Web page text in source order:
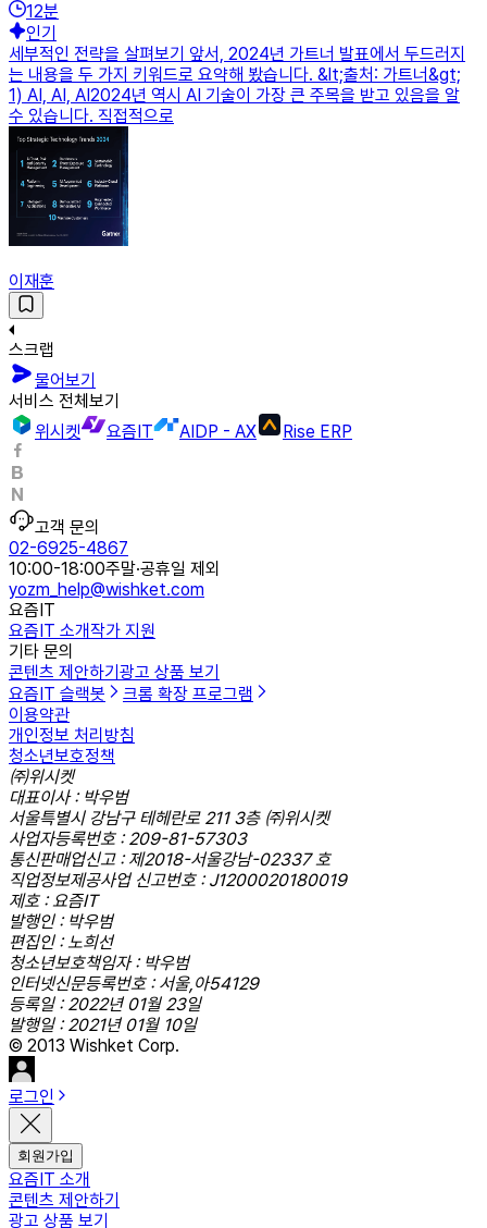
12분
인기
세부적인 전략을 살펴보기 앞서, 2024년 가트너 발표에서 두드러지
는 내용을 두 가지 키워드로 요약해 봤습니다. &lt;출처: 가트너&gt;
1) AI, AI, AI2024년 역시 AI 기술이 가장 큰 주목을 받고 있음을 알
수 있습니다. 직접적으로
이재훈
스크랩
물어보기
서비스 전체보기
위시켓
요즘IT AIDP - AX Rise ERP
고객 문의
02-6925-4867
10:00-18:00주말·공휴일 제외
yozm_help@wishket.com
요즘IT
요즘IT 소개작가 지원
기타 문의
콘텐츠 제안하기 광고 상품 보기
요즘IT 슬랙봇
크롬 확장 프로그램
이용약관
개인정보 처리방침
청소년보호정책
㈜위시켓
대표이사 : 박우범
서울특별시 강남구 테헤란로 211 3층 ㈜위시켓
사업자등록번호 : 209-81-57303
통신판매업신고 : 제2018-서울강남-02337 호
직업정보제공사업 신고번호 : J1200020180019
제호 : 요즘IT
발행인 : 박우범
편집인 : 노희선
청소년보호책임자 : 박우범
인터넷신문등록번호 : 서울,아54129
등록일 : 2022년 01월 23일
발행일 : 2021년 01월 10일
© 2013 Wishket Corp.
로그인
회원가입
요즘IT 소개
콘텐츠 제안하기
광고 상품 보기